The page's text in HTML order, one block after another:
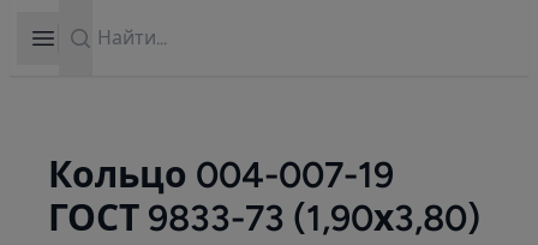
Open sidebar
Кольцо 004-007-19
ГОСТ 9833-73 (1,90х3,80)